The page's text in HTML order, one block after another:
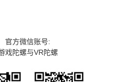
官方微信账号:
戏陀螺与VR陀螺